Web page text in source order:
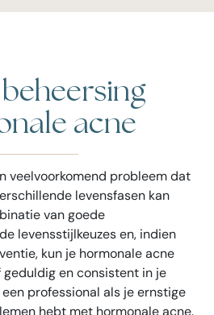
acne
veelvoorkomend probleem dat
levensfasen kan
van goede
levensstijlkeuzes en, indien
kun je hormonale acne
en consistent in je
professional als je ernstige
hebt met hormonale acne.